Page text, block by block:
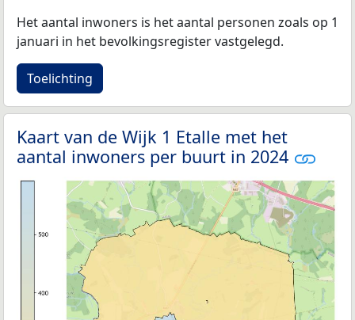
Het aantal inwoners is het aantal personen zoals op 1
januari in het bevolkingsregister vastgelegd.
Toelichting
Kaart van de Wijk 1 Etalle met het
aantal inwoners per buurt in 2024